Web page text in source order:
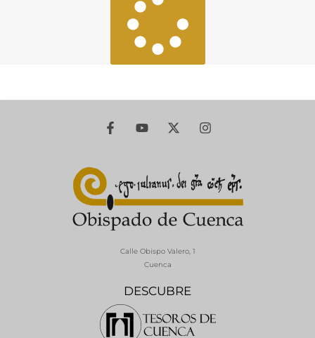
DESCUBRE
Calle Obispo Valero, 1
Cuenca